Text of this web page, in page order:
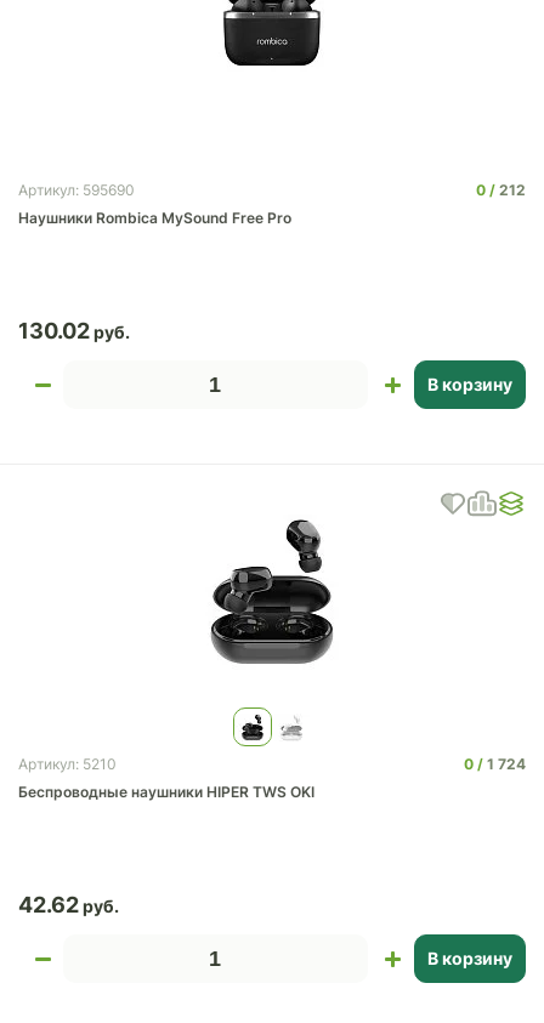
Артикул: 595690 0
212
Наушники Rombica MySound Free Pro
130.02
В корзину
Артикул: 5210 0
1 724
Беспроводные наушники HIPER TWS OKI
42.62
В корзину